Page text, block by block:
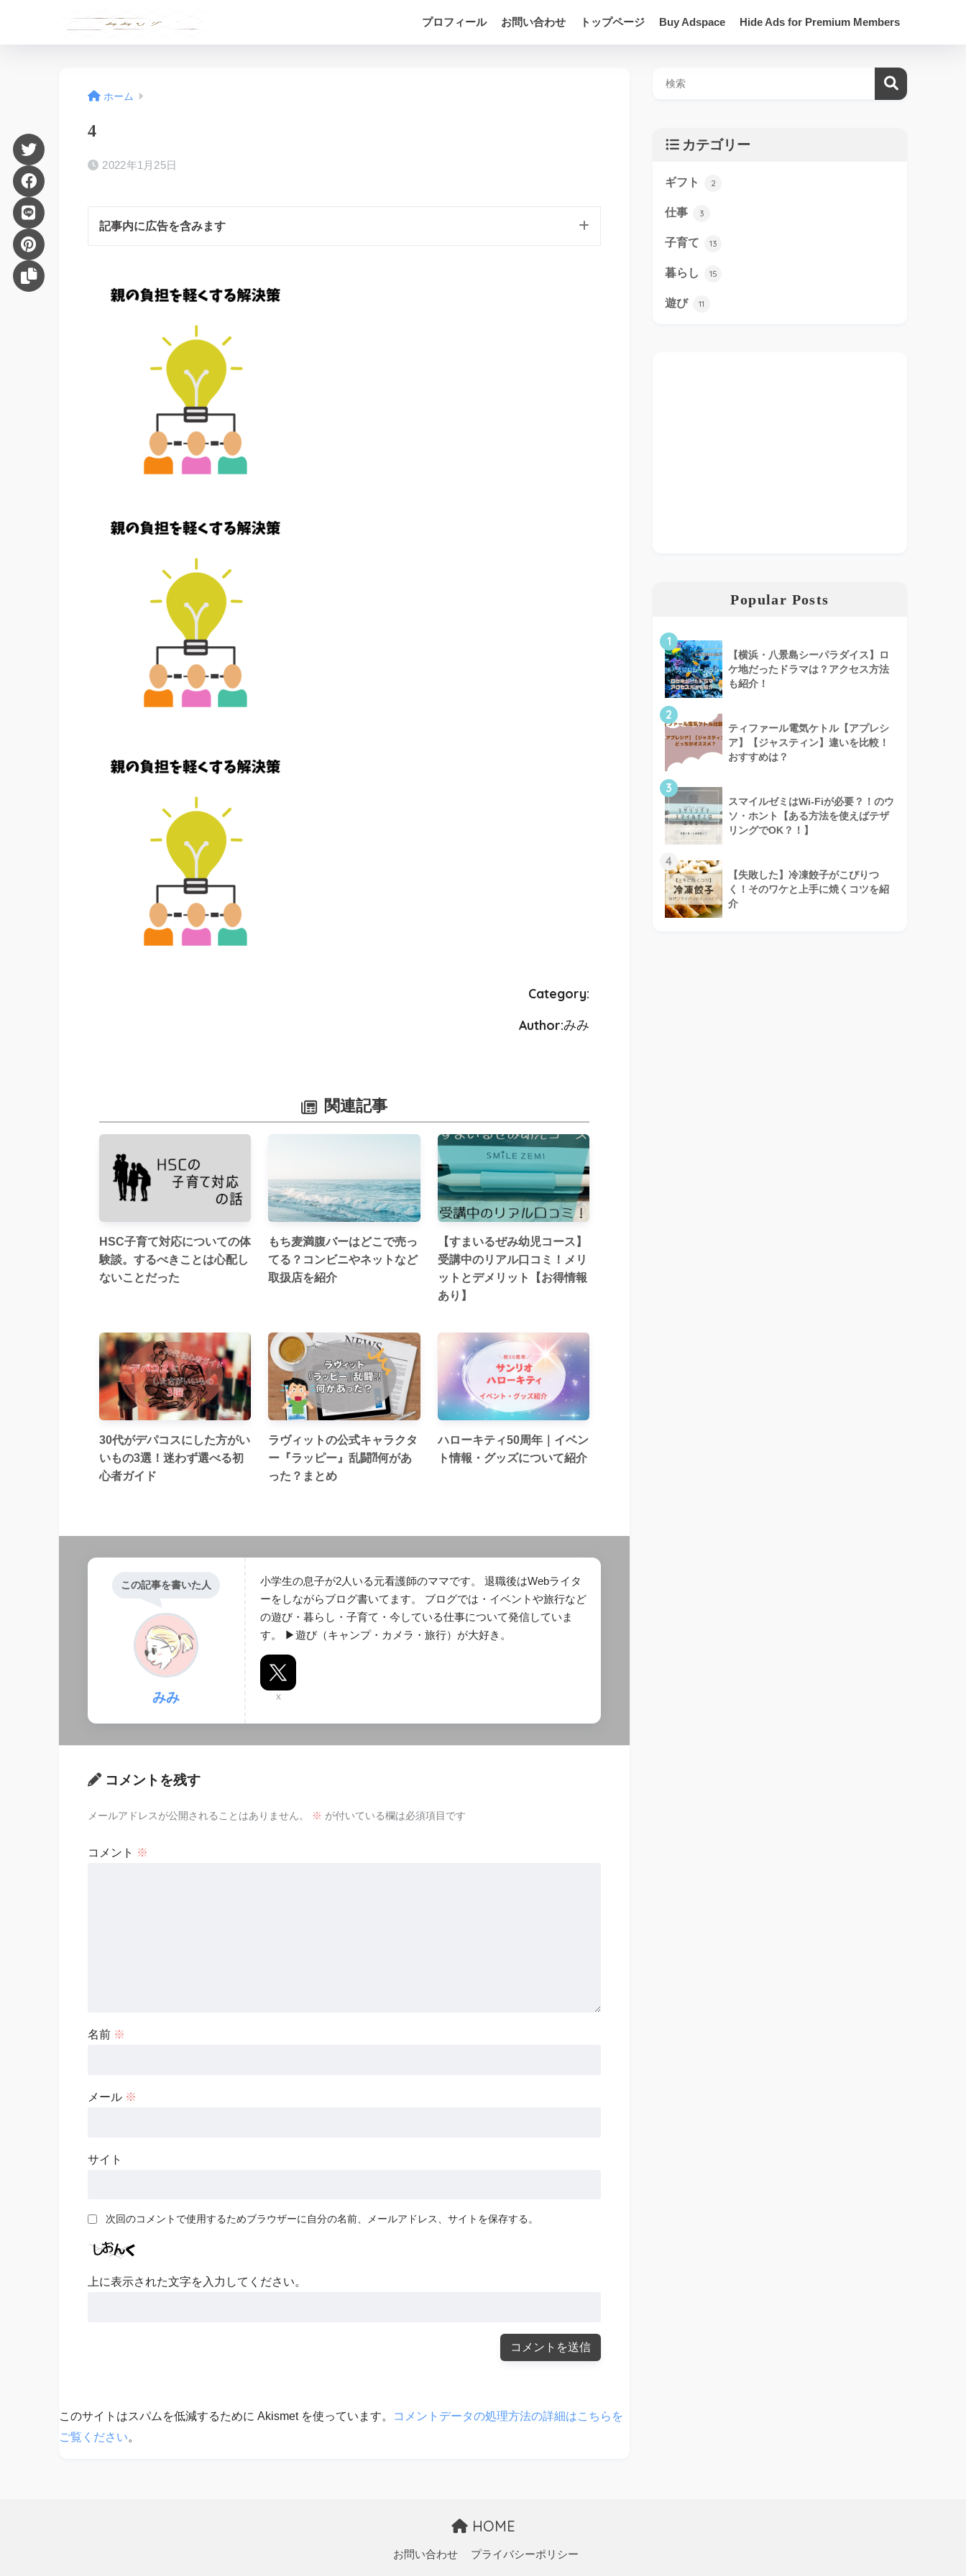
プロフィール お問い合わせ トップページ Buy Adspace Hide Ads for Premium Members
ホーム
4
2022年1月25日
記事内に広告を含みます
Category:
Author:みみ
関連記事
HSC子育て対応についての体
験談。するべきことは心配し
ないことだった
もち麦満腹バーはどこで売っ
てる？コンビニやネットなど
取扱店を紹介
【すまいるぜみ幼児コース】
受講中のリアル口コミ！メリ
ットとデメリット【お得情報
あり】
30代がデパコスにした方がい
いもの3選！迷わず選べる初
心者ガイド
ラヴィットの公式キャラクタ
ー『ラッピー』乱闘⁈何があ
った？まとめ
ハローキティ50周年｜イベン
ト情報・グッズについて紹介
この記事を書いた人
みみ
小学生の息子が2人いる元看護師のママです。 退職後はWebライタ
ーをしながらブログ書いてます。 ブログでは・イベントや旅行など
の遊び・暮らし・子育て・今している仕事について発信していま
す。 ▶︎遊び（キャンプ・カメラ・旅行）が大好き。
X
コメントを残す
メールアドレスが公開されることはありません。 ※ が付いている欄は必須項目です
コメント ※
名前 ※
メール ※
サイト
次回のコメントで使用するためブラウザーに自分の名前、メールアドレス、サイトを保存する。
上に表示された文字を入力してください。
このサイトはスパムを低減するために Akismet を使っています。
コメントデータの処理方法の詳細はこちらを
ご覧ください。
カテゴリー
ギフト 2
仕事 3
子育て 13
暮らし 15
遊び 11
Popular Posts
1
【横浜・八景島シーパラダイス】ロ
ケ地だったドラマは？アクセス方法
も紹介！
2
ティファール電気ケトル【アプレシ
ア】【ジャスティン】違いを比較！
おすすめは？
3
スマイルゼミはWi-Fiが必要？！のウ
ソ・ホント【ある方法を使えばテザ
リングでOK？！】
4
【失敗した】冷凍餃子がこびりつ
く！そのワケと上手に焼くコツを紹
介
HOME
お問い合わせ プライバシーポリシー